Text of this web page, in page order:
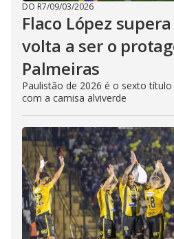
DO R7/09/03/2026
Flaco López
volta a ser o
Palmeiras
Paulistão de 2026 é o sexto
com a camisa alviverde